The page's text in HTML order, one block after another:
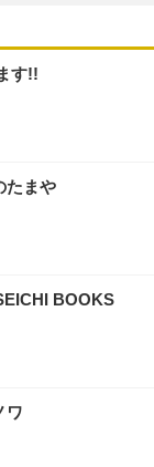
す!!
たまや
BOOKS
ワ